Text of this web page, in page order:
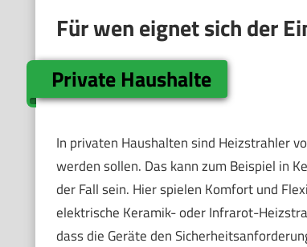
Für wen eignet sich der
Private Haushalte
In privaten Haushalten sind Heizstrahler
werden sollen. Das kann zum Beispiel in
der Fall sein. Hier spielen Komfort und
elektrische Keramik- oder Infrarot-
dass die Geräte den